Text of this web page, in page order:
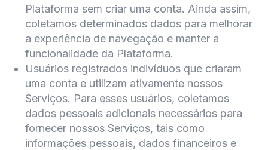
Plataforma sem criar uma conta. Ainda assim,
coletamos determinados dados para melhorar
a experiência de navegação e manter a
funcionalidade da Plataforma.
Usuários registrados indivíduos que criaram
uma conta e utilizam ativamente nossos
Serviços. Para esses usuários, coletamos
dados pessoais adicionais necessários para
fornecer nossos Serviços, tais como
informações pessoais, dados financeiros e